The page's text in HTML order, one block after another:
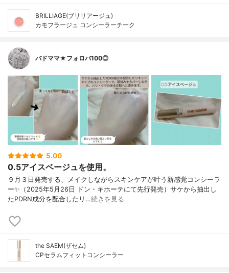
BRILLIAGE(ブリリアージュ)
カモフラージュ コンシーラーチーク
バドママ★フォロバ100◎
5.00
0.5アイスベージュを使用。
９月３日発売する、メイクしながらスキンケアが叶う新感覚コンシーラ
ー✨（2025年5月26日 ドン・キホーテにて先行発売）サケから抽出し
たPDRN成分を配合したリ…続きを見る
the SAEM(ザセム)
CPセラムフィットコンシーラー